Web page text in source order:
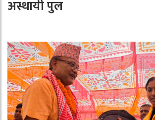
अस्थायी पुल